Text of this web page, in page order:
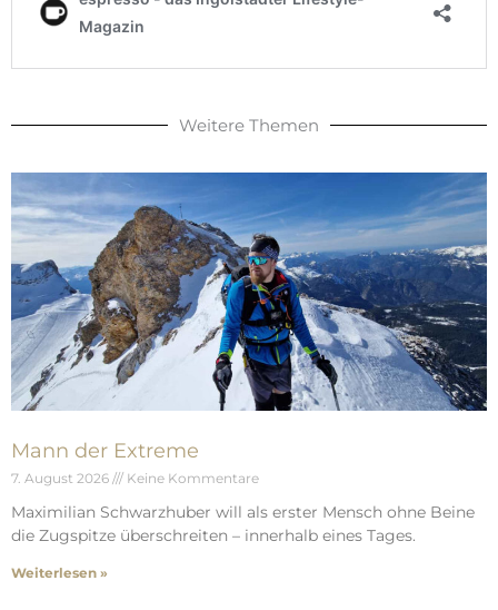
Weitere Themen
Mann der Extreme
7. August 2026 Keine Kommentare
Maximilian Schwarzhuber will als erster Mensch ohne Beine
die Zugspitze überschreiten – innerhalb eines Tages.
Weiterlesen »